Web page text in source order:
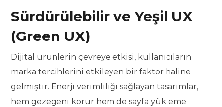
Sürdürülebilir ve Yeşil UX
(Green UX)
Dijital ürünlerin çevreye etkisi, kullanıcıların
marka tercihlerini etkileyen bir faktör haline
gelmiştir. Enerji verimliliği sağlayan tasarımlar,
hem gezegeni korur hem de sayfa yükleme